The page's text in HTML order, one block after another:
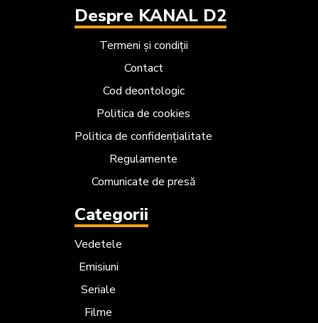
Despre KANAL D2
Termeni și condiții
Contact
Cod deontologic
Politica de cookies
Politica de confidențialitate
Regulamente
Comunicate de presă
Categorii
Vedetele
Emisiuni
Seriale
Filme